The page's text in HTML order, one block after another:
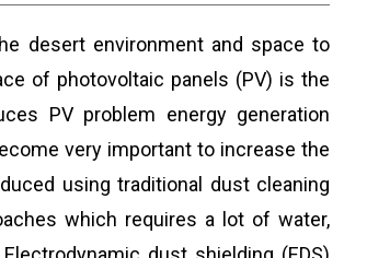
desert environment and space to
of photovoltaic panels (PV) is the
PV problem energy generation
very important to increase the
using traditional dust cleaning
which requires a lot of water,